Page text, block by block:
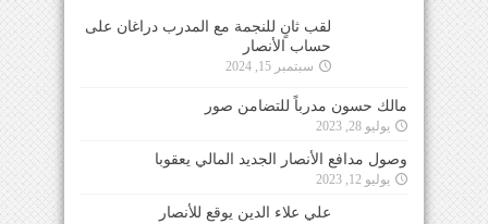
لقب ثانٍ للنجمة مع المدرب دراغان على
حساب الأنصار
سبتمبر 15, 2024
مالك حسون مدرباً للتضامن صور
يوليو 28, 2023
وصول مدافع الأنصار الجديد المالي يعقوبا
يوليو 12, 2023
علي علاء الدين يوقع للأنصار